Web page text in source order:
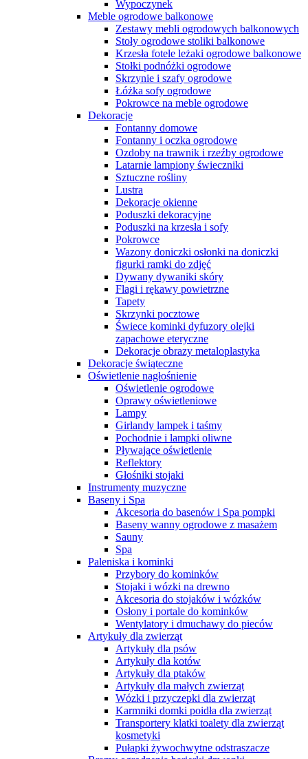
Wypoczynek
Meble ogrodowe balkonowe
Zestawy mebli ogrodowych balkonowych
Stoły ogrodowe stoliki balkonowe
Krzesła fotele leżaki ogrodowe balkonowe
Stołki podnóżki ogrodowe
Skrzynie i szafy ogrodowe
Łóżka sofy ogrodowe
Pokrowce na meble ogrodowe
Dekoracje
Fontanny domowe
Fontanny i oczka ogrodowe
Ozdoby na trawnik i rzeźby ogrodowe
Latarnie lampiony świeczniki
Sztuczne rośliny
Lustra
Dekoracje okienne
Poduszki dekoracyjne
Poduszki na krzesła i sofy
Pokrowce
Wazony doniczki osłonki na doniczki
figurki ramki do zdjęć
Dywany dywaniki skóry
Flagi i rękawy powietrzne
Tapety
Skrzynki pocztowe
Świece kominki dyfuzory olejki
zapachowe eteryczne
Dekoracje obrazy metaloplastyka
Dekoracje świąteczne
Oświetlenie nagłośnienie
Oświetlenie ogrodowe
Oprawy oświetleniowe
Lampy
Girlandy lampek i taśmy
Pochodnie i lampki oliwne
Pływające oświetlenie
Reflektory
Głośniki stojaki
Instrumenty muzyczne
Baseny i Spa
Akcesoria do basenów i Spa pompki
Baseny wanny ogrodowe z masażem
Sauny
Spa
Paleniska i kominki
Przybory do kominków
Stojaki i wózki na drewno
Akcesoria do stojaków i wózków
Osłony i portale do kominków
Wentylatory i dmuchawy do pieców
Artykuły dla zwierząt
Artykuły dla psów
Artykuły dla kotów
Artykuły dla ptaków
Artykuły dla małych zwierząt
Wózki i przyczepki dla zwierząt
Karmniki domki poidła dla zwierząt
Transportery klatki toalety dla zwierząt
kosmetyki
Pułapki żywochwytne odstraszacze